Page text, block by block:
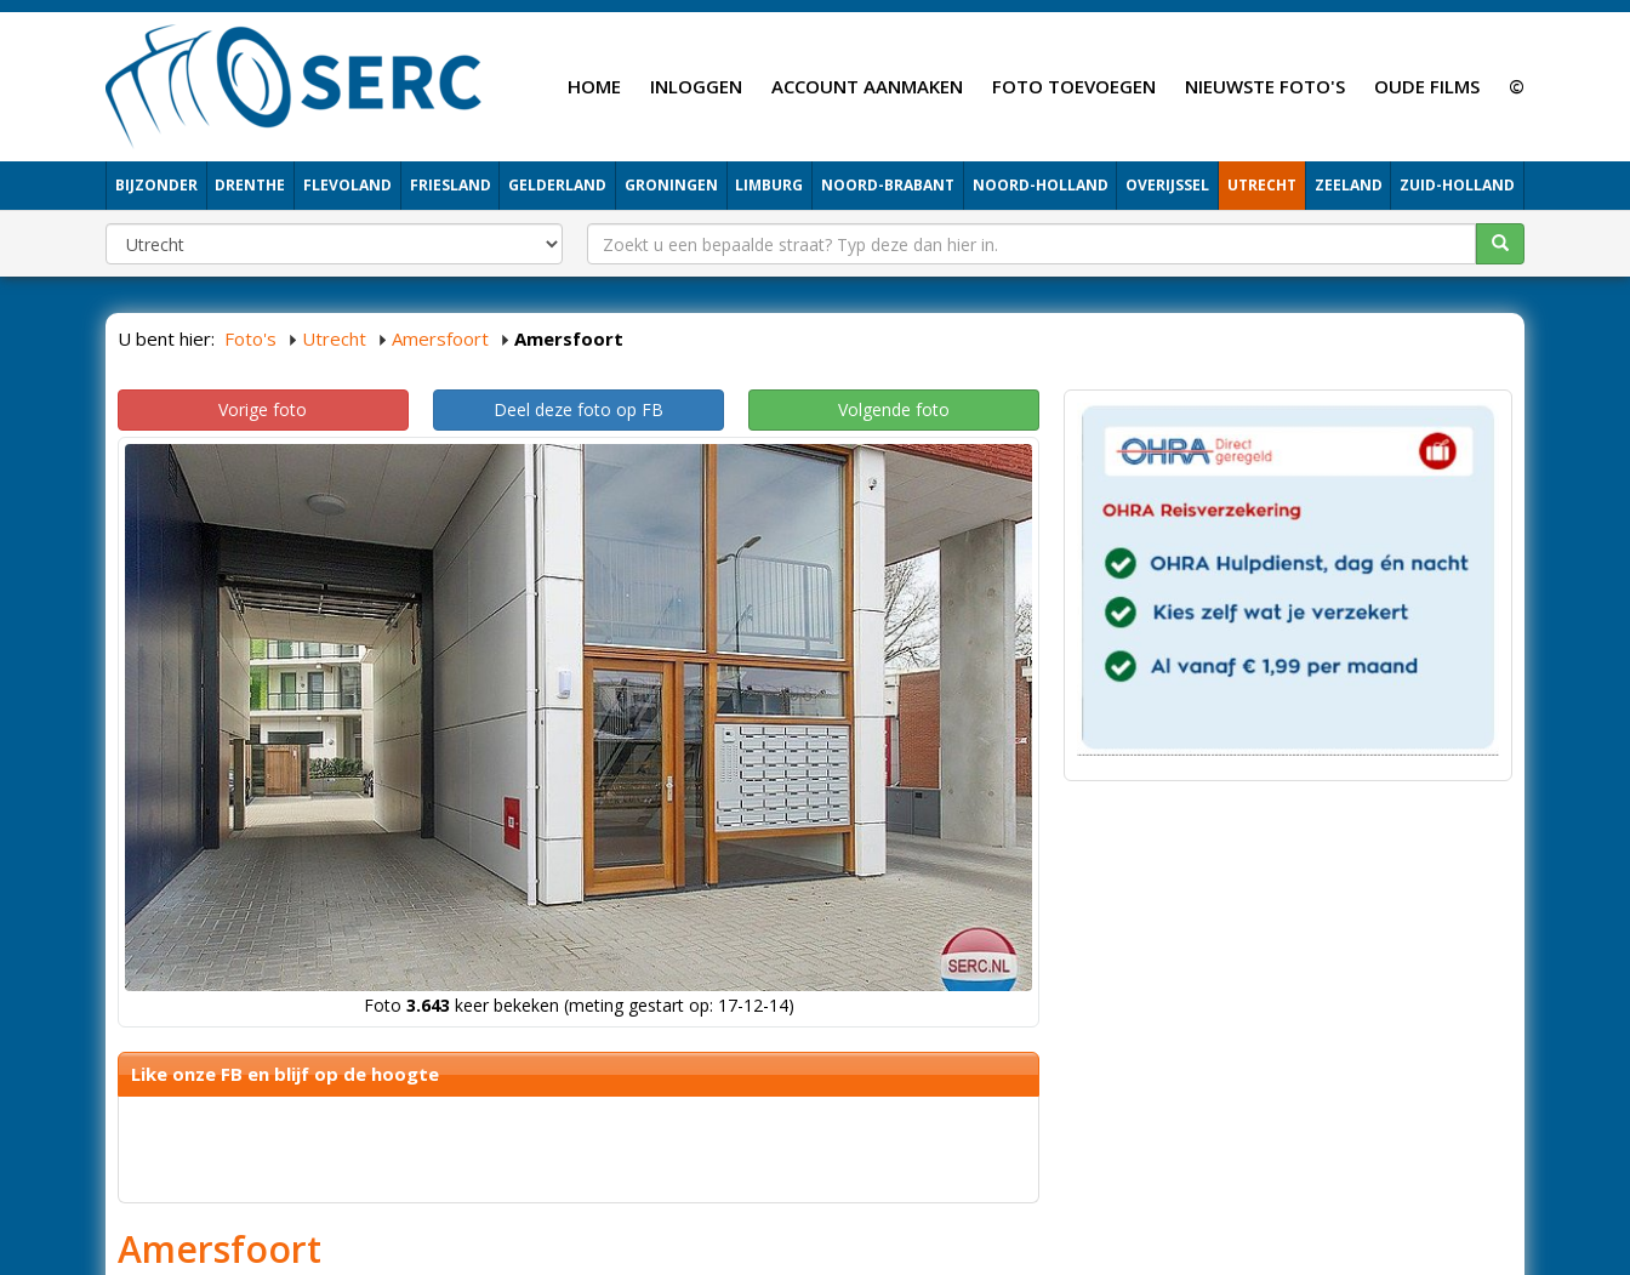
HOME INLOGGEN ACCOUNT AANMAKEN FOTO TOEVOEGEN NIEUWSTE FOTO'S OUDE FILMS ©
BIJZONDER DRENTHE FLEVOLAND FRIESLAND GELDERLAND GRONINGEN LIMBURG NOORD-BRABANT NOORD-HOLLAND OVERIJSSEL UTRECHT ZEELAND ZUID-HOLLAND
U bent hier: Foto's Utrecht Amersfoort Amersfoort
Vorige foto Deel deze foto op FB Volgende foto
Foto 3.643 keer bekeken (meting gestart op: 17-12-14)
Like onze FB en blijf op de hoogte
Amersfoort